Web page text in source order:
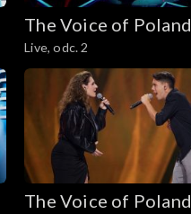
The Voice of Poland
Live, odc. 2
The Voice of Poland